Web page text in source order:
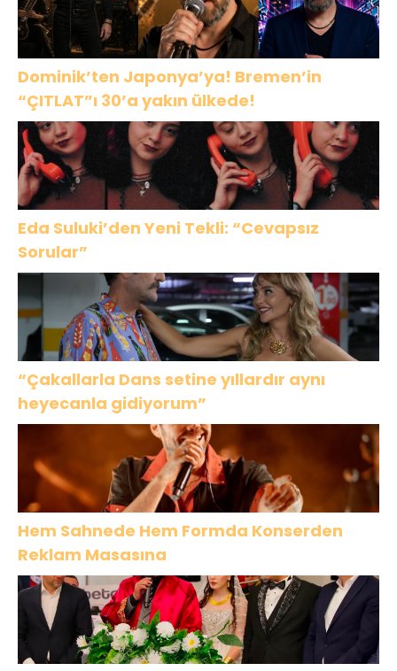
Dominik’ten Japonya’ya! Bremen’in
“ÇITLAT”ı 30’a yakın ülkede!
Eda Suluki’den Yeni Tekli: “Cevapsız
Sorular”
“Çakallarla Dans setine yıllardır aynı
heyecanla gidiyorum”
Hem Sahnede Hem Formda Konserden
Reklam Masasına